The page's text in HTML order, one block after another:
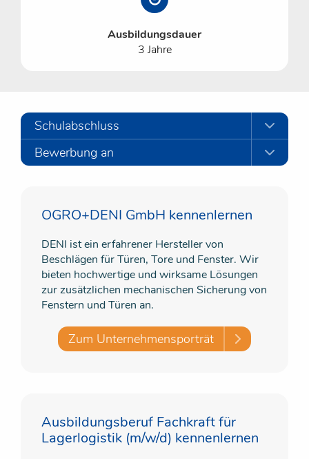
Ausbildungsdauer
3 Jahre
Schulabschluss
Bewerbung an
OGRO+DENI GmbH kennenlernen
DENI ist ein erfahrener Hersteller von
Beschlägen für Türen, Tore und Fenster. Wir
bieten hochwertige und wirksame Lösungen
zur zusätzlichen mechanischen Sicherung von
Fenstern und Türen an.
Zum Unternehmensporträt
Ausbildungsberuf Fachkraft für
Lagerlogistik (m/w/d) kennenlernen